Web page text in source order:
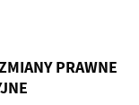
PRAWNE